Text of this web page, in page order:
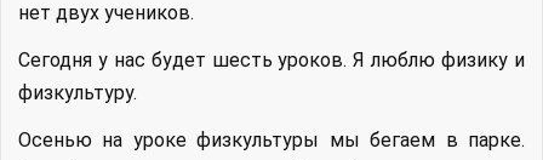
нет двух учеников.
Сегодня у нас будет шесть уроков. Я люблю физику и
физкультуру.
Осенью на уроке физкультуры мы бегаем в парке.